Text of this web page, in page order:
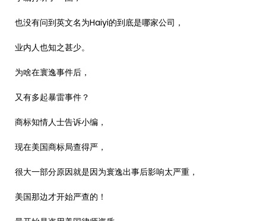
也没有问到英文名为Haiyi的到底是哪家公司，
业内人也知之甚少。
为啥在寰逸事件后，
又有多起暴雷事件？
商标知情人士告诉小编，
现在美国商标局查得严，
很大一部分原因就是因为寰逸出事后影响太严重，
美国那边才开始严查的！